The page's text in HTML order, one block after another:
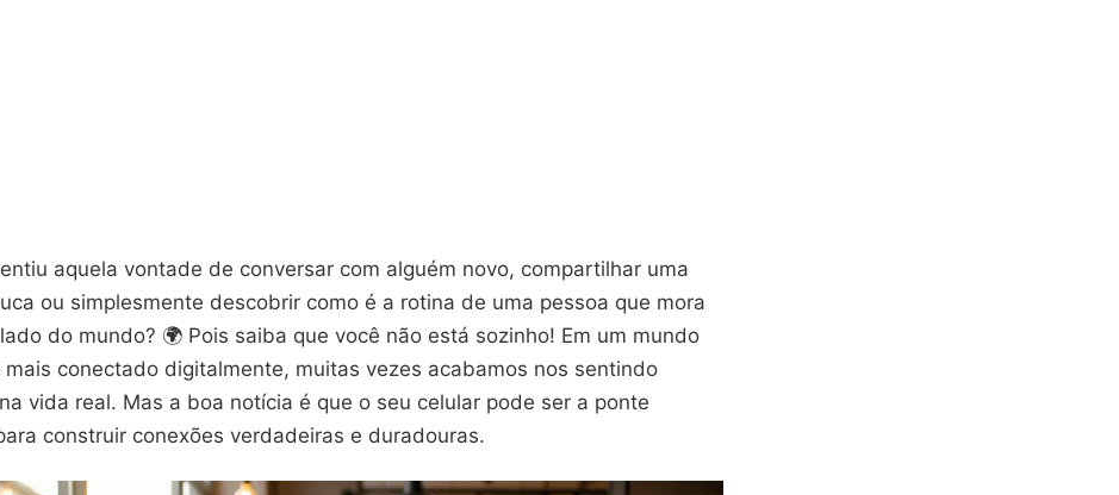
aquela vontade de conversar com alguém novo, compartilhar uma
ou simplesmente descobrir como é a rotina de uma pessoa que mora
do mundo? 🌍 Pois saiba que você não está sozinho! Em um mundo
mais conectado digitalmente, muitas vezes acabamos nos sentindo
vida real. Mas a boa notícia é que o seu celular pode ser a ponte
construir conexões verdadeiras e duradouras.